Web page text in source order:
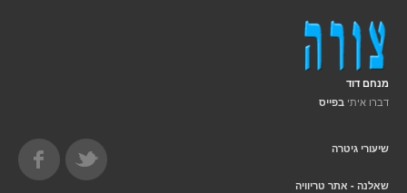
מנחם דוד
דברו איתי בפייס
שיעורי גיטרה
שאלנה - אתר טריוויה